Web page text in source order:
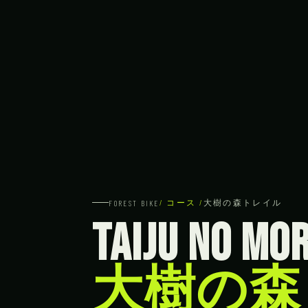
FOREST BIKE / コース / 大樹の森トレイル
TAIJU NO
大樹の森